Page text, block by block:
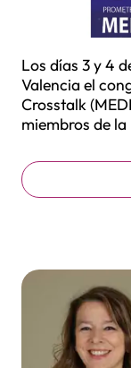
Los días 3 y 4
Valencia el
Crosstalk
miembros de la